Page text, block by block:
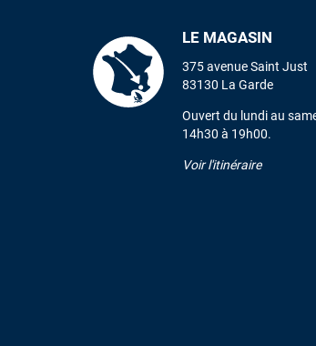
LE MAGASIN
375 avenue Saint Just
83130 La Garde
Ouvert du lundi au
14h30 à 19h00.
Voir l'itinéraire